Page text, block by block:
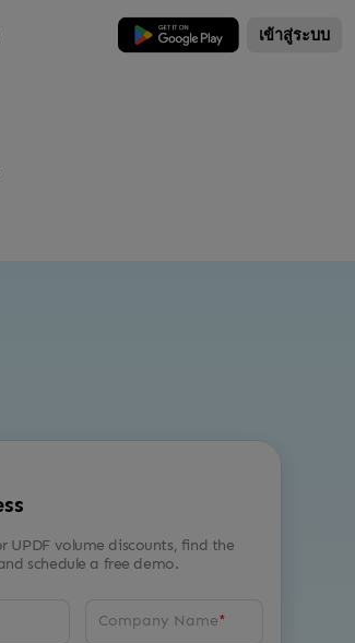
ดาวน์โหลดฟรี เข้าสู่ระบบ